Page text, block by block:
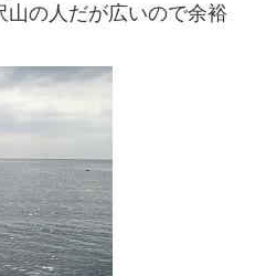
の人だが広いので余裕